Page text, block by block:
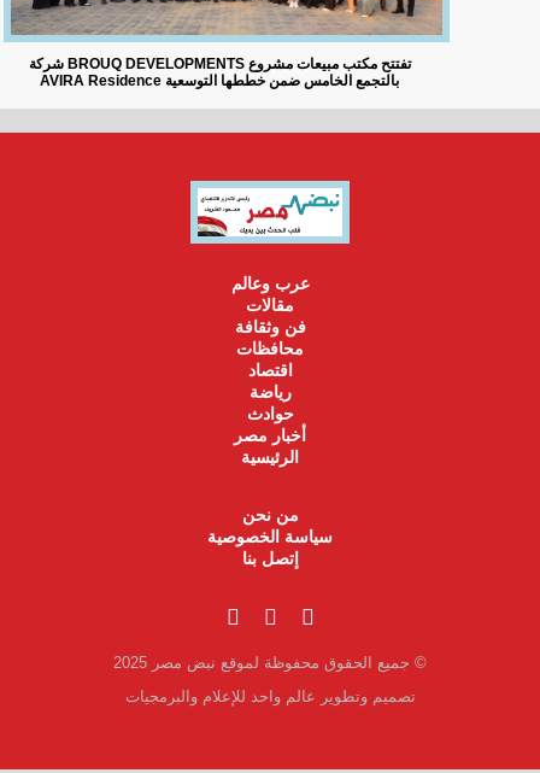
شركة BROUQ DEVELOPMENTS تفتتح مكتب مبيعات مشروع
AVIRA Residence بالتجمع الخامس ضمن خططها التوسعية
عرب وعالم
مقالات
فن وثقافة
محافظات
اقتصاد
رياضة
حوادث
أخبار مصر
الرئيسية
من نحن
سياسة الخصوصية
إتصل بنا
© جميع الحقوق محفوظة لموقع نبض مصر 2025
تصميم وتطوير عالم واحد للإعلام والبرمجيات